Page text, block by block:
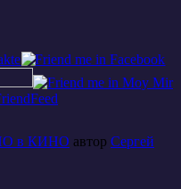
в КИНО автор Сергей